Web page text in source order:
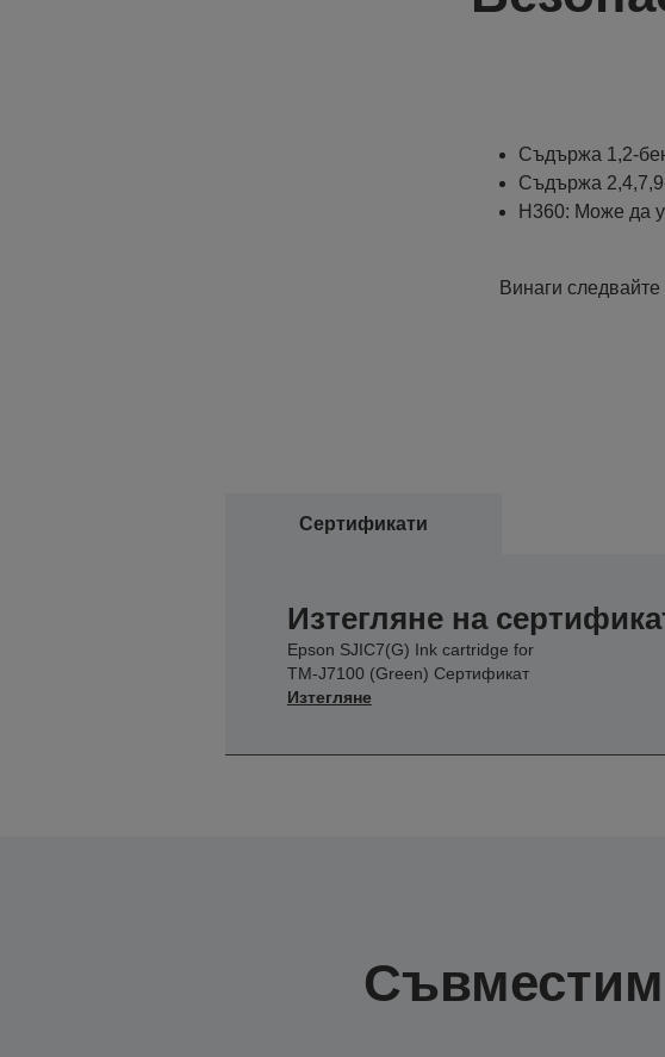
Съдържа 1,2-
Съдържа
H360: Може да
Винаги
Сертификати
Изтегляне на
Epson SJIC7(G) Ink cartridge for
TM-J7100 (Green) Сертификат
Изтегляне